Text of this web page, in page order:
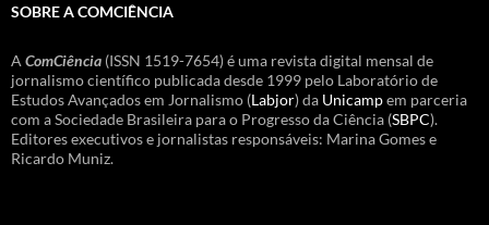
SOBRE A COMCIÊNCIA
A ComCiência (ISSN 1519-7654) é uma revista digital mensal de
jornalismo científico publicada desde 1999 pelo Laboratório de
Estudos Avançados em Jornalismo (Labjor) da Unicampem parceria
com a Sociedade Brasileira para o Progresso da Ciência (SBPC).
Editores executivos e jornalistas responsáveis: Marina Gomes e
Ricardo Muniz.